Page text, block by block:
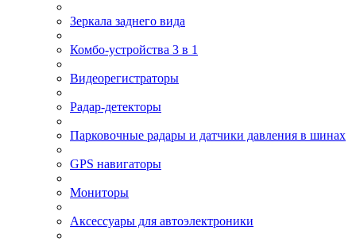
Зеркала заднего вида
Комбо-устройства 3 в 1
Видеорегистраторы
Радар-детекторы
Парковочные радары и датчики давления в шинах
GPS навигаторы
Мониторы
Аксессуары для автоэлектроники